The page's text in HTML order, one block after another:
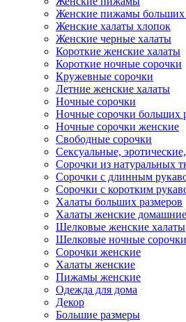
Женские пижамы больших
Женские халаты хлопок
Женские черные халаты
Короткие женские халаты
Короткие ночные сорочки
Кружевные сорочки
Летние женские халаты
Ночные сорочки
Ночные сорочки больших
Ночные сорочки женские
Свободные сорочки
Сексуальные,
Сорочки из натуральных
Сорочки с длинным
Сорочки с коротким
Халаты больших размеров
Халаты женские домашние
Шелковые женские халаты
Шелковые ночные сорочки
Сорочки женские
Халаты женские
Пижамы женские
Одежда для дома
Декор
Большие размеры